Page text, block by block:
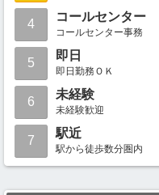
4
コールセンター
コールセンター事務
5
即日
即日勤務ＯＫ
6
未経験
未経験歓迎
7
駅近
駅から徒歩数分圏内